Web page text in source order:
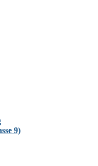
9)